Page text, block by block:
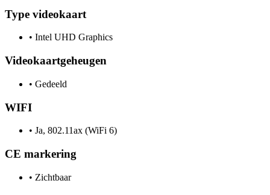
Type videokaart
• Intel UHD Graphics
Videokaartgeheugen
• Gedeeld
WIFI
• Ja, 802.11ax (WiFi 6)
CE markering
• Zichtbaar